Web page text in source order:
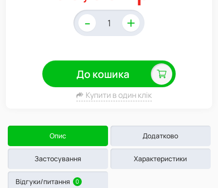
- +
До кошика
Купити в один клік
Опис Додатково
Застосування Характеристики
Відгуки/питання 0